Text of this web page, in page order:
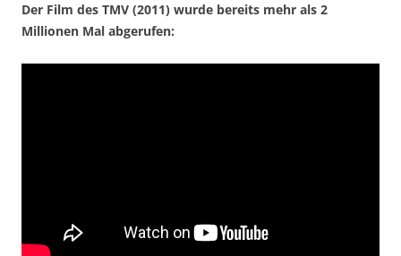
Der Film des TMV (2011) wurde bereits mehr als 2
Millionen Mal abgerufen: